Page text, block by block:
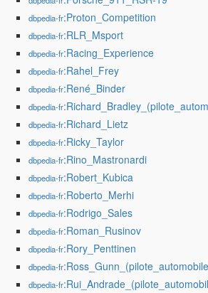
dbpedia-fr:Proton_Competition
dbpedia-fr:RLR_Msport
dbpedia-fr:Racing_Experience
dbpedia-fr:Rahel_Frey
dbpedia-fr:René_Binder
dbpedia-fr
dbpedia-fr:Richard_Lietz
dbpedia-fr:Ricky_Taylor
dbpedia-fr:Rino_Mastronardi
dbpedia-fr:Robert_Kubica
dbpedia-fr:Roberto_Merhi
dbpedia-fr:Rodrigo_Sales
dbpedia-fr:Roman_Rusinov
dbpedia-fr:Rory_Penttinen
dbpedia-fr
dbpedia-fr